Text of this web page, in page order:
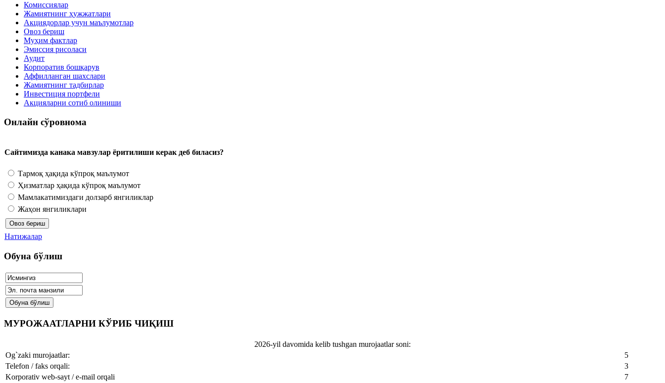
Комиссиялар
Жамиятнинг ҳужжатлари
Акциядорлар учун маълумотлар
Овоз бериш
Муҳим фактлар
Эмиссия рисоласи
Аудит
Корпоратив бошқарув
Аффилланган шахслари
Жамиятнинг тадбирлар
Инвестиция портфели
Акцияларни сотиб олиниши
Онлайн сўровнома
Сайтимизда канака мавзулар ёритилиши керак деб биласиз?
Тармоқ ҳақида кўпроқ маълумот
Ҳизматлар ҳақида кўпроқ маълумот
Мамлакатимиздаги долзарб янгиликлар
Жаҳон янгиликлари
Натижалар
Обуна бўлиш
МУРОЖААТЛАРНИ КЎРИБ ЧИҚИШ
2026-yil davomida kelib tushgan murojaatlar soni:
Og`zaki murojaatlar:
5
Telefon / faks orqali:
3
Korporativ web-sayt / e-mail orqali
7